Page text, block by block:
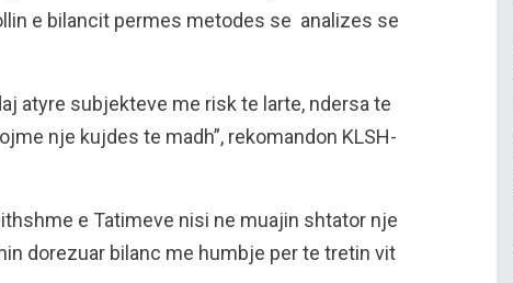
e bilancit permes metodes se analizes se
atyre subjekteve me risk te larte, ndersa te
nje kujdes te madh”, rekomandon KLSH-
e Tatimeve nisi ne muajin shtator nje
dorezuar bilanc me humbje per te tretin vit